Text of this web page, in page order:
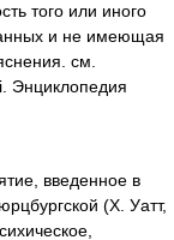
того или иного
и не имеющая
см.
введенное в
(X. Уатт,